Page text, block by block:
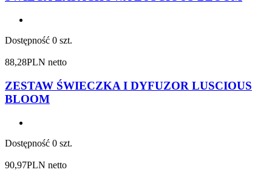
Dostępność 0 szt.
88,28PLN netto
ZESTAW ŚWIECZKA I DYFUZOR LUSCIOUS
BLOOM
Dostępność 0 szt.
90,97PLN netto